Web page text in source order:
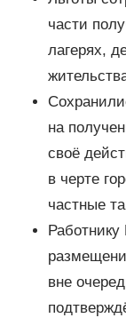
части
лагерях,
на
своё
в черте
частные
вне